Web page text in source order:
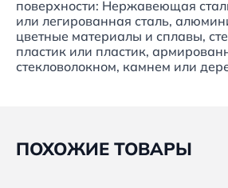
поверхности: Нержавеющая
или легированная сталь,
цветные материалы и сплавы,
пластик или пластик,
стекловолокном, камнем или
ПОХОЖИЕ ТОВАРЫ